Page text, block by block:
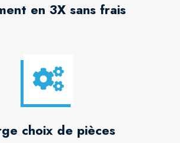
en 3X sans frais
choix de pièces